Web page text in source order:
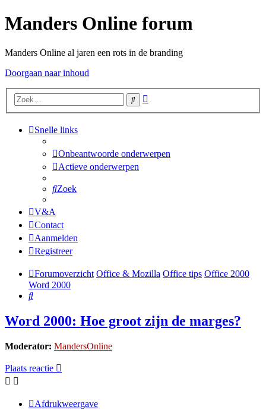
Manders Online forum
Manders Online al jaren een rots in de branding
Doorgaan naar inhoud
Zoek
Snelle links
Onbeantwoorde onderwerpen
Actieve onderwerpen
Zoek
V&A
Contact
Aanmelden
Registreer
Forumoverzicht Office & Mozilla Office tips Office 2000
Word 2000
Zoek
Word 2000: Hoe groot zijn de marges?
Moderator: MandersOnline
Plaats reactie
Afdrukweergave